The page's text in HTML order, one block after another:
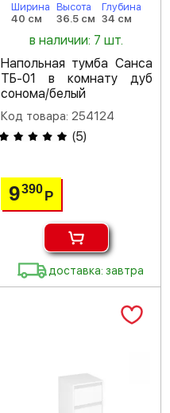
Ширина
40 см
Высота
36.5 см
Глубина
34 см
в наличии: 7 шт.
Напольная тумба Санса
ТБ-01 в комнату дуб
сонома/белый
Код товара: 254124
(5)
9390 Р
доставка: завтра